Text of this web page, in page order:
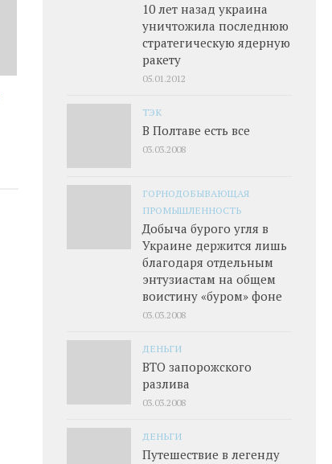
10 лет назад украина
уничтожила последнюю
стратегическую ядерную
ракету
05.01.2012
ТЭК
В Полтаве есть все
03.03.2008
ГОРНОДОБЫВАЮЩАЯ
ПРОМЫШЛЕННОСТЬ
Добыча бурого угля в
Украине держится лишь
благодаря отдельным
энтузиастам на общем
воистину «буром» фоне
03.03.2008
ДЕНЬГИ
ВТО запорожского
разлива
03.03.2008
ДЕНЬГИ
Путешествие в легенду